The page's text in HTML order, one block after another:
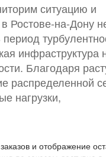
ситуацию и
Ростове-на-Дону
инфраструктура
Благодаря
распределенной
нагрузки,
и отображение